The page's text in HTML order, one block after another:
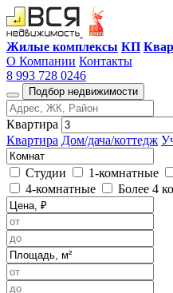
Жилые комплексы КП
О Компании Контакты
8 993 728 0246
Подбор недвижимости
Квартира
Квартира Дом/дача/коттедж
Студии 1-комнатные
4-комнатные
Более 4